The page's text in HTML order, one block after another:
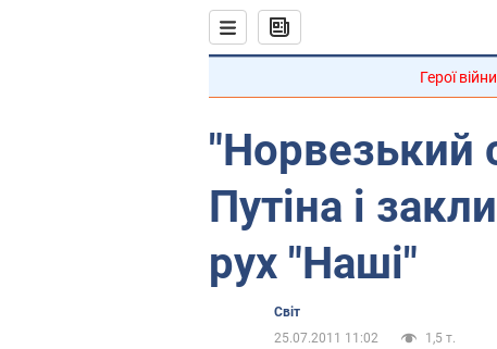
Герої війни
"Норвезький
Путіна і
рух "Наші"
Світ
25.07.2011 11:02
1,5 т.